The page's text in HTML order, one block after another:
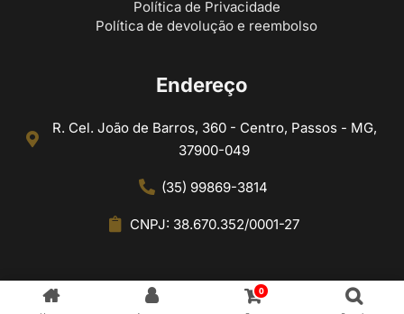
Política de Privacidade
Política de devolução e reembolso
Endereço
R. Cel. João de Barros, 360 - Centro, Passos - MG,
37900-049
(35) 99869-3814
CNPJ: 38.670.352/0001-27
0